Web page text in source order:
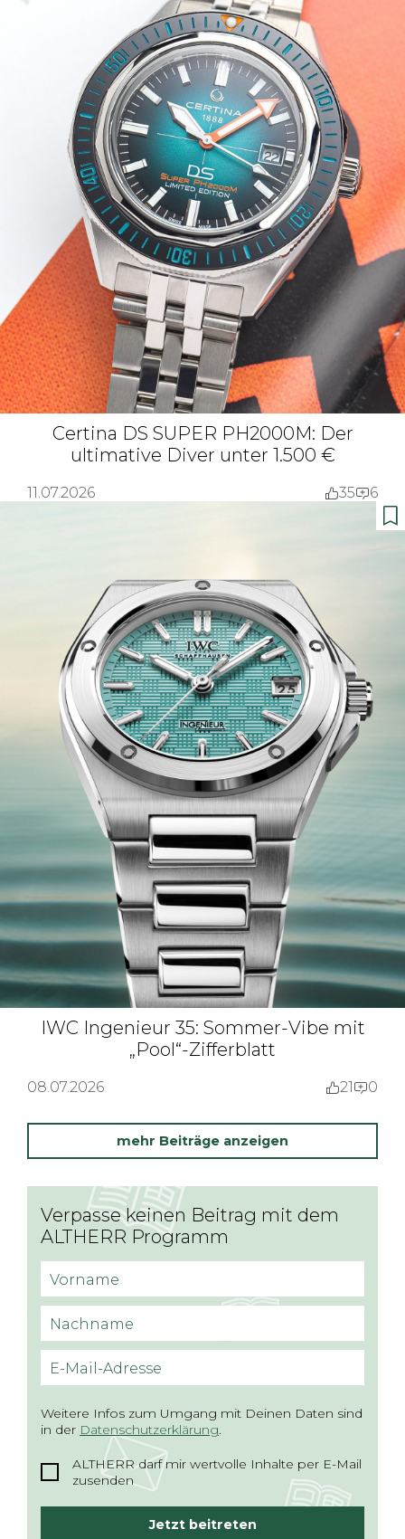
Certina DS SUPER PH2000M: Der
ultimative Diver unter 1.500 €
11.07.2026 35 6
IWC Ingenieur 35: Sommer-Vibe mit
„Pool“-Zifferblatt
08.07.2026 21 0
mehr Beiträge anzeigen
Verpasse keinen Beitrag mit dem
ALTHERR Programm
Vorname
Nachname
E-Mail-Adresse
Weitere Infos zum Umgang mit Deinen Daten sind
in der Datenschutzerklärung.
ALTHERR darf mir wertvolle Inhalte per E-Mail
zusenden
Jetzt beitreten